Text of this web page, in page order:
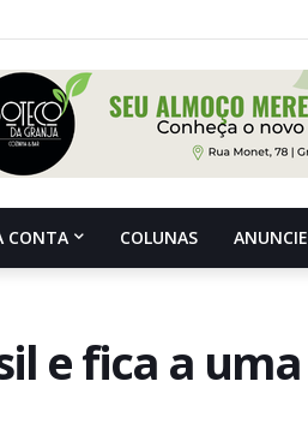
CONTA COLUNAS ANUNCIE
e fica a uma